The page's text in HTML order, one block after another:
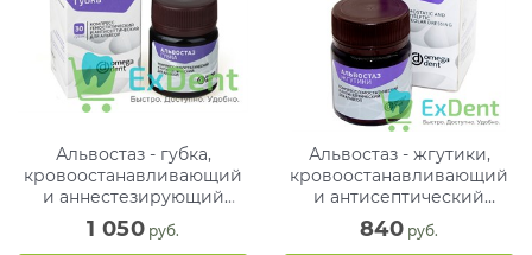
Альвостаз - губка,
кровоостанавливающий
и аннестезирующий
компресс (30 губок,1 х 1
см)
1 050 руб.
Альвостаз - жгутики,
кровоостанавливающий
и антисептический
компресс (10 г, 1 см х 1 см)
840 руб.